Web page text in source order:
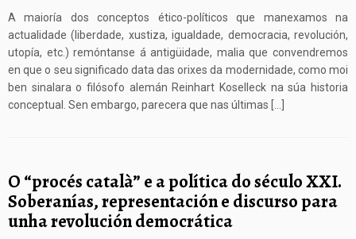
A maioría dos conceptos ético-políticos que manexamos na
actualidade (liberdade, xustiza, igualdade, democracia, revolución,
utopía, etc.) remóntanse á antigüidade, malia que convendremos
en que o seu significado data das orixes da modernidade, como moi
ben sinalara o filósofo alemán Reinhart Koselleck na súa historia
conceptual. Sen embargo, parecera que nas últimas […]
O “procés català” e a política do século XXI.
Soberanías, representación e discurso para
unha revolución democrática